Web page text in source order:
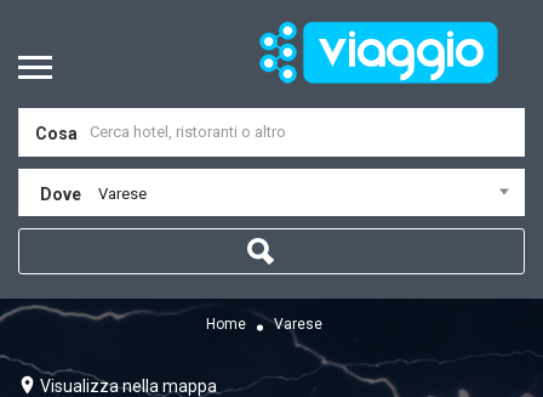
Cosa
Dove Varese
Home Varese
Visualizza nella mappa